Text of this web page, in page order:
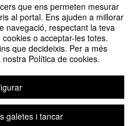
que ens permeten mesurar
al portal. Ens ajuden a millorar
navegació, respectant la teva
o acceptar-les totes.
que decideixis. Per a més
Política de cookies.
galetes i tancar
3
per Departament de Comunicació